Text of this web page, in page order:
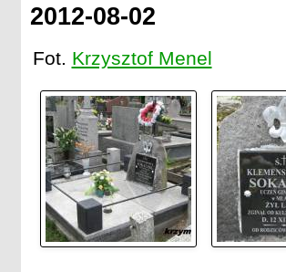
2012-08-02
Fot. Krzysztof Menel